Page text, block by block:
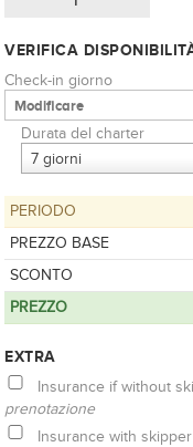
VERIFICA
Check-in giorno
Durata del charter
7 giorni
PERIODO
PREZZO BASE
SCONTO
PREZZO
EXTRA
Insurance if without
prenotazione
Insurance with